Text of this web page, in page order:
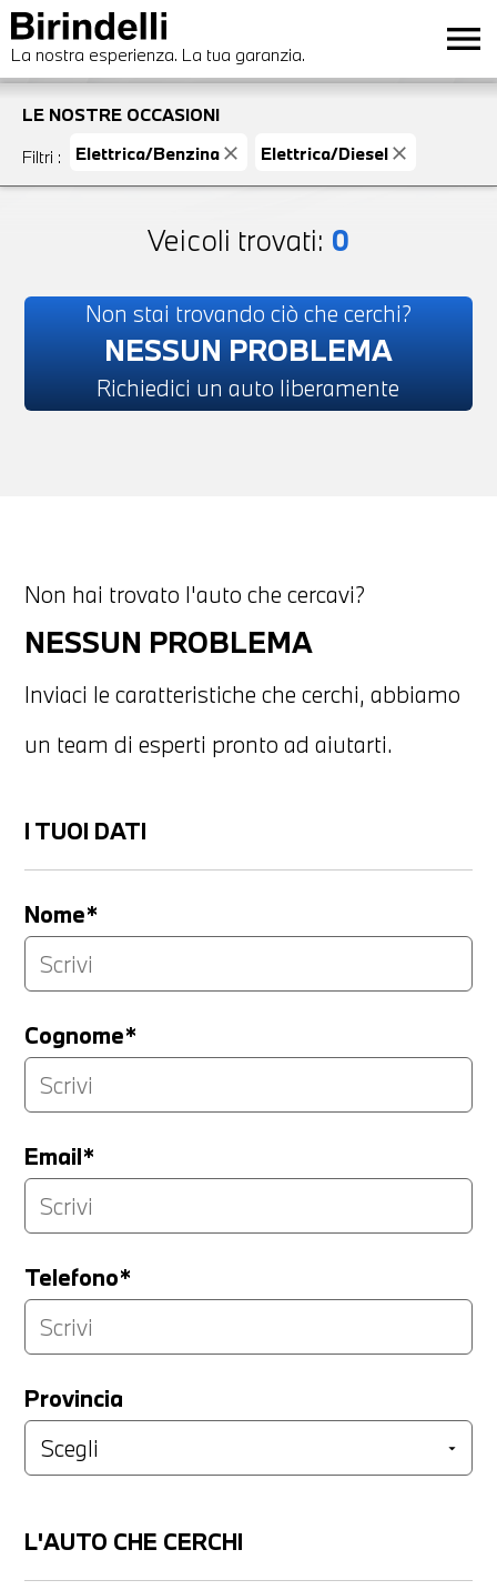
La nostra esperienza. La tua garanzia. menu
LE NOSTRE OCCASIONI
Filtri : Elettrica/Benzinaclose Elettrica/Diesel close
Veicoli trovati: 0
Non stai trovando ciò che cerchi?
NESSUN PROBLEMA
Richiedici un auto liberamente
Non hai trovato l'auto che cercavi?
NESSUN PROBLEMA
Inviaci le caratteristiche che cerchi, abbiamo
un team di esperti pronto ad aiutarti.
I TUOI DATI
Nome*
Cognome*
Email*
Telefono*
Provincia
L'AUTO CHE CERCHI